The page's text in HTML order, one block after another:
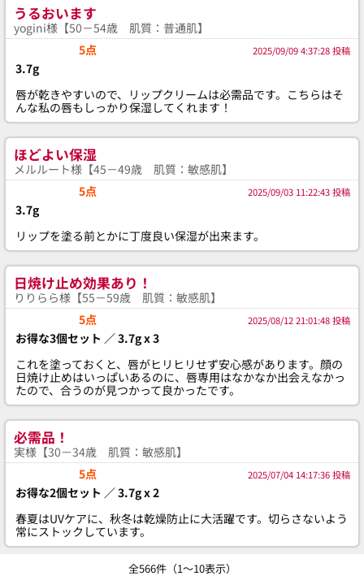
うるおいます
yogini様【50－54歳 肌質：普通肌】
5点
2025/09/09 4:37:28 投稿
3.7g
唇が乾きやすいので、リップクリームは必需品です。こちらはそ
んな私の唇もしっかり保湿してくれます！
ほどよい保湿
メルルート様【45－49歳 肌質：敏感肌】
5点
2025/09/03 11:22:43 投稿
3.7g
リップを塗る前とかに丁度良い保湿が出来ます。
日焼け止め効果あり！
りりらら様【55－59歳 肌質：敏感肌】
5点
2025/08/12 21:01:48 投稿
お得な3個セット ／ 3.7g x 3
これを塗っておくと、唇がヒリヒリせず安心感があります。顔の
日焼け止めはいっぱいあるのに、唇専用はなかなか出会えなかっ
たので、合うのが見つかって良かったです。
必需品！
実様【30－34歳 肌質：敏感肌】
5点
2025/07/04 14:17:36 投稿
お得な2個セット ／ 3.7g x 2
春夏はUVケアに、秋冬は乾燥防止に大活躍です。切らさないよう
常にストックしています。
全566件（1～10表示）